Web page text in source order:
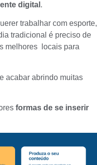
digital .
trabalhar com esporte,
tradicional é preciso de
melhores locais para
acabar abrindo muitas
formas de se inserir